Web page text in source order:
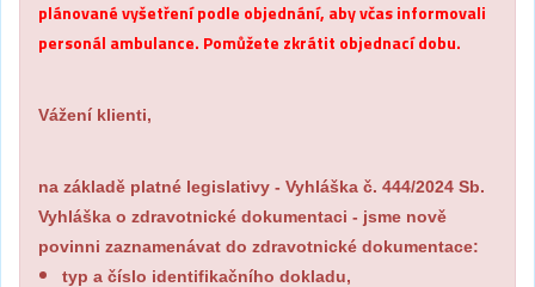
plánované vyšetření podle objednání, aby včas informovali
personál ambulance. Pomůžete zkrátit objednací dobu.
Vážení klienti,
na základě platné legislativy - Vyhláška č. 444/2024 Sb.
Vyhláška o zdravotnické dokumentaci - jsme nově
povinni zaznamenávat do zdravotnické dokumentace:
typ a číslo identifikačního dokladu,